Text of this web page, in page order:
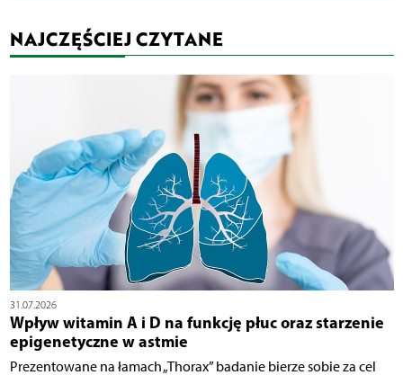
NAJCZĘŚCIEJ CZYTANE
31.07.2026
Wpływ witamin A i D na funkcję płuc oraz starzenie
epigenetyczne w astmie
Prezentowane na łamach „Thorax” badanie bierze sobie za cel